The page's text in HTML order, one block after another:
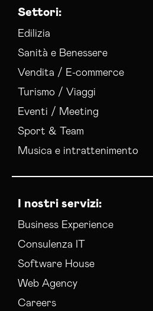
Gestione Campagne
Gestione Social Media Olbia
Social Media Advertising
Sviluppo Ecommerce Olbia
Web Agency Olbia Tempio
Settori:
Edilizia
Sanità e Benessere
Vendita / E-commerce
Turismo / Viaggi
Eventi / Meeting
Sport & Team
Musica e intrattenimento
I nostri servizi:
Business Experience
Consulenza IT
Software House
Web Agency
Careers